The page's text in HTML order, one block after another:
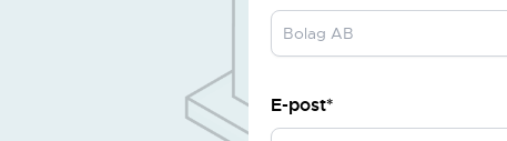
E-post*